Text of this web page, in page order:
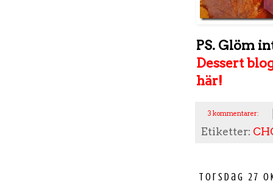
PS. Glöm
Dessert
här!
3 kommentarer:
Etiketter:
torsdag 27